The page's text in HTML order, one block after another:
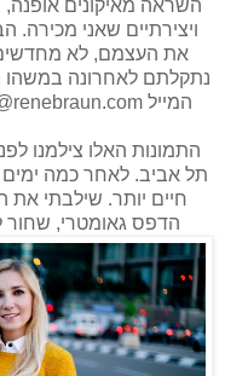
השראה מאיקונים אופנה,
ויצירתיים שאני מכירה.
את העצמם, לא מחדשים
נתקלתם לאחרונה במשהו
המייל me@renebraun.com או תשתפו
התמונות האלו צילמנו
תל אביב. לאחר כמה ימים
חיים יותר. שילבתי
הדפס גאומטרי,